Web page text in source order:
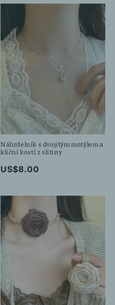
Náhrdelník s dvojitým motýlem a
klíční kostí z slitiny
Běžná
US$8.00